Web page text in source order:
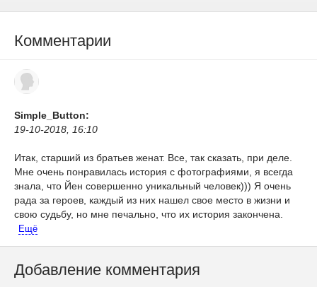
Комментарии
Simple_Button:
19-10-2018, 16:10
Итак, старший из братьев женат. Все, так сказать, при деле.
Мне очень понравилась история с фотографиями, я всегда
знала, что Йен совершенно уникальный человек))) Я очень
рада за героев, каждый из них нашел свое место в жизни и
свою судьбу, но мне печально, что их история закончена.
Ещё
Добавление комментария